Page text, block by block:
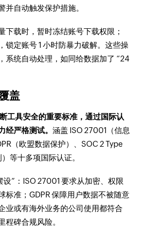
并自动触发保护措施。
下载时，暂时冻结账号下载权限；
锁定账号 1 小时防暴力破解。这些操
系统自动处理，如同给数据加了 “24
盖
工具安全的重要标准，通过国际认
经严格测试。涵盖 ISO 27001（信息
（欧盟数据保护）、SOC 2 Type
等十多项国际认证。
设”：ISO 27001 要求从加密、权限
标准；GDPR 保障用户数据不被随意
业或有海外业务的公司使用都符合
程碑合规风险。